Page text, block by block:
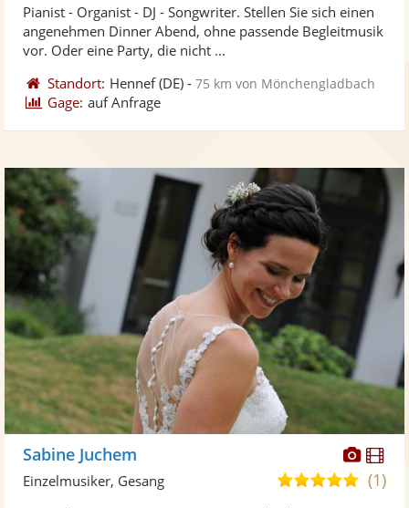
Fotos
5
Pianist - Organist - DJ - Songwriter. Stellen Sie sich einen
angenehmen Dinner Abend, ohne passende Begleitmusik
vor. Oder eine Party, die nicht ...
Standort: Hennef(DE) -75 km von Mönchengladbach
Gage: auf Anfrage
Sabine Juchem
5,0(1)
Einzelmusiker, Gesang